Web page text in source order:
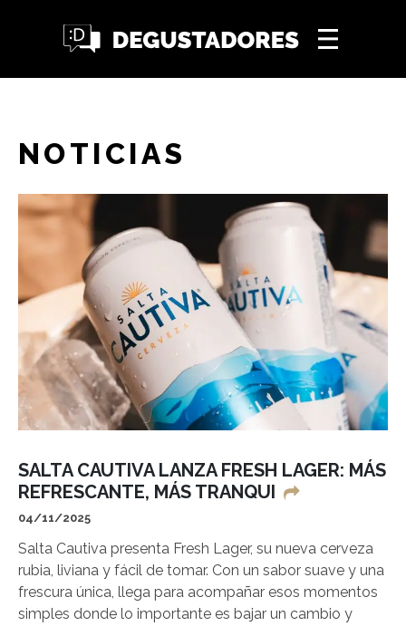
NOTICIAS
SALTA CAUTIVA LANZA FRESH LAGER: MÁS
REFRESCANTE, MÁS TRANQUI
04/11/2025
Salta Cautiva presenta Fresh Lager, su nueva cerveza
rubia, liviana y fácil de tomar. Con un sabor suave y una
frescura única, llega para acompañar esos momentos
simples donde lo importante es bajar un cambio y